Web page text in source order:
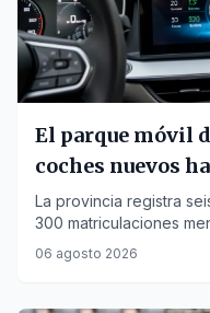
El parque móvil
coches nuevos
La provincia registra
300 matriculaciones
como la opción
06 agosto 2026